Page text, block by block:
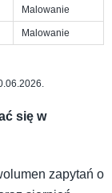
Malowanie
Malowanie
się w
zapytań o